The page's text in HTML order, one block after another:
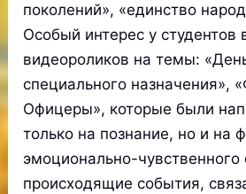
поколений», «единство
Особый интерес у студентов
видеороликов на темы:
специального назначения»,
Офицеры», которые были
только на познание, но и на
эмоционально-чувственного
происходящие события,